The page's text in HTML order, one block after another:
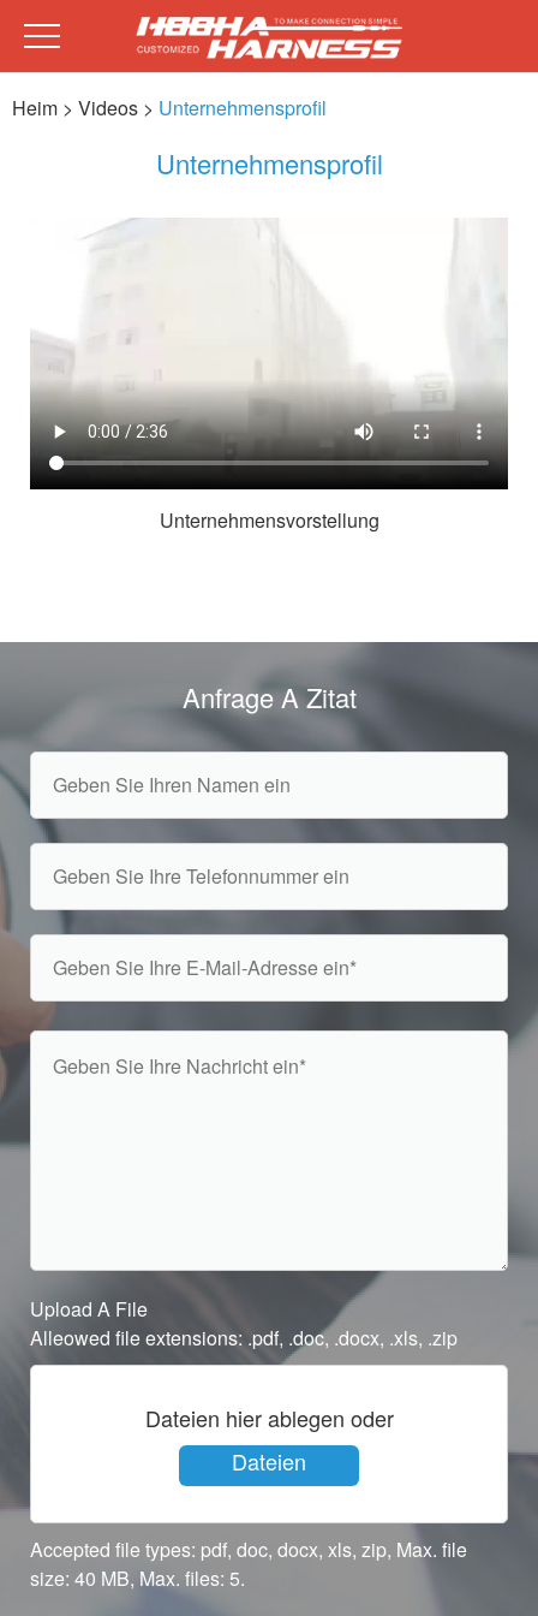
Heim > Videos > Unternehmensprofil
Unternehmensprofil
Unternehmensvorstellung
Anfrage A Zitat
Upload A File
Alleowed file extensions: .pdf, .doc, .docx, .xls, .zip
Dateien hier ablegen oder
Dateien
auswählen
Accepted file types: pdf, doc, docx, xls, zip, Max. file
size: 40 MB, Max. files: 5.